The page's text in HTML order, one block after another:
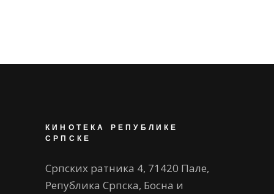
КИНОТЕКА РЕПУБЛИКЕ
СРПСКЕ
Српских ратника 4, 71420 Пале,
Република Српска, Босна и